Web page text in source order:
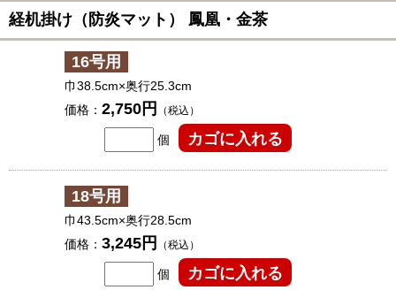
経机掛け（防炎マット） 鳳凰・金茶
16号用
巾38.5cm×奥行25.3cm
価格： 2,750円 （税込）
個
18号用
巾43.5cm×奥行28.5cm
価格： 3,245円 （税込）
個